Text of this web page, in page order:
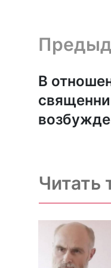
Предыдущая
В
Читать